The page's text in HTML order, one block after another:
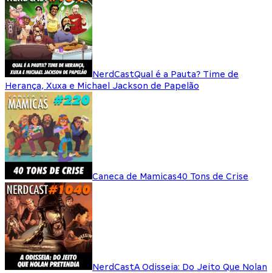
NerdCastQual é a Pauta? Time de
Herança, Xuxa e Michael Jackson de Papelão
Caneca de Mamicas40 Tons de Crise
NerdCastA Odisseia: Do Jeito Que Nolan